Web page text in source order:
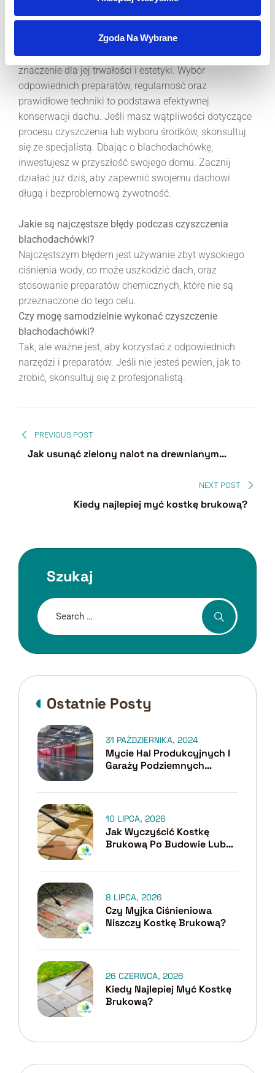
Zgoda Na Wybrane
Podsumowanie
Regularne mycie blachodachówki ma kluczowe
znaczenie dla jej trwałości i estetyki. Wybór
odpowiednich preparatów, regularność oraz
prawidłowe techniki to podstawa efektywnej
konserwacji dachu. Jeśli masz wątpliwości dotyczące
procesu czyszczenia lub wyboru środków, skonsultuj
się ze specjalistą. Dbając o blachodachówkę,
inwestujesz w przyszłość swojego domu. Zacznij
działać już dziś, aby zapewnić swojemu dachowi
długą i bezproblemową żywotność.
Jakie są najczęstsze błędy podczas czyszczenia
blachodachówki?
Najczęstszym błędem jest używanie zbyt wysokiego
ciśnienia wody, co może uszkodzić dach, oraz
stosowanie preparatów chemicznych, które nie są
przeznaczone do tego celu.
Czy mogę samodzielnie wykonać czyszczenie
blachodachówki?
Tak, ale ważne jest, aby korzystać z odpowiednich
narzędzi i preparatów. Jeśli nie jesteś pewien, jak to
zrobić, skonsultuj się z profesjonalistą.
PREVIOUS POST
Jak usunąć zielony nalot na drewnianym
NEXT POST
Kiedy najlepiej myć kostkę brukową?
Szukaj
Ostatnie Posty
Mycie Hal Produkcyjnych I
Garaży Podziemnych
Uwagę?
31 PAŹDZIERNIKA, 2024
Jak Wyczyścić Kostkę
Brukową Po Budowie Lub
10 LIPCA, 2026
Czy Myjka Ciśnieniowa
Niszczy Kostkę Brukową?
8 LIPCA, 2026
Kiedy Najlepiej Myć Kostkę
Brukową?
26 CZERWCA, 2026